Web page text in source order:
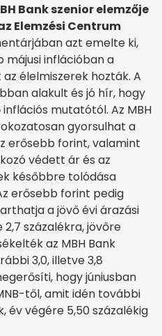
Bank szenior elemzője
Elemzési Centrum
azt emelte ki,
májusi inflációban a
élelmiszerek hozták. A
alakult és jó hír, hogy
mutatótól. Az MBH
gyorsulhat a
erősebb forint, valamint
védett ár és az
későbbre tolódása
erősebb forint pedig
a jövő évi árazási
százalékra, jövőre
az MBH Bank
3,0, illetve 3,8
hogy júniusban
től, amit idén további
év végére 5,50 százalékig